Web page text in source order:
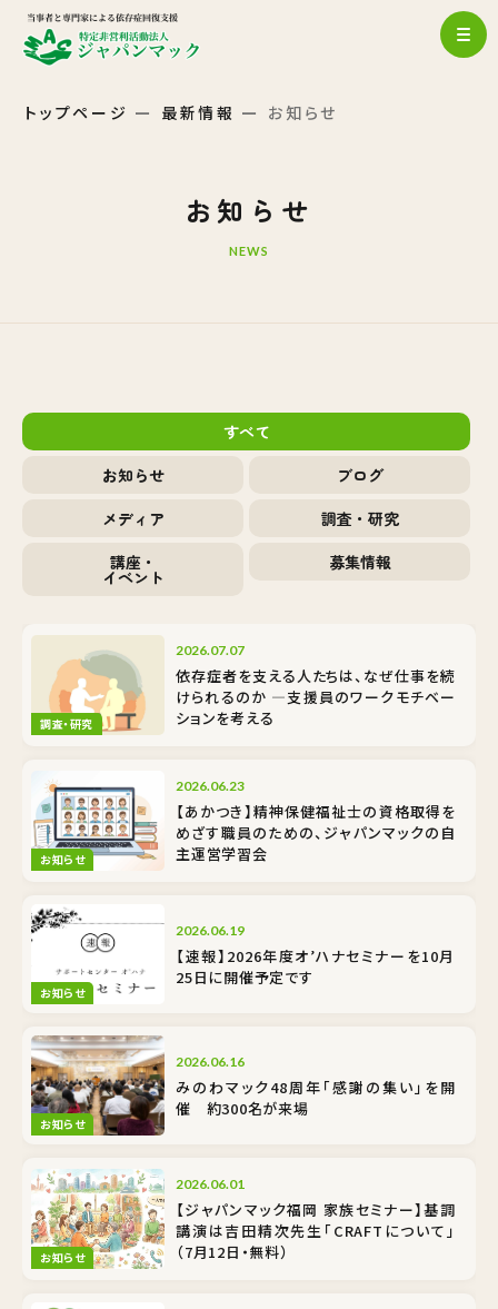
トップページ 最新情報 お知らせ
お知らせ
NEWS
すべて
お知らせ
ブログ
メディア
調査・研究
講座・
イベント
募集情報
調査・研究
2026.07.07
依存症者を支える人たちは、なぜ仕事を続
けられるのか ―支援員のワークモチベー
ションを考える
お知らせ
2026.06.23
【あかつき】精神保健福祉士の資格取得を
めざす職員のための、ジャパンマックの自
主運営学習会
お知らせ
2026.06.19
【速報】2026年度オ’ハナセミナーを10月
25日に開催予定です
お知らせ
2026.06.16
みのわマック48周年「感謝の集い」を開
催 約300名が来場
お知らせ
2026.06.01
【ジャパンマック福岡 家族セミナー】基調
講演は吉田精次先生「CRAFTについて」
（7月12日・無料）